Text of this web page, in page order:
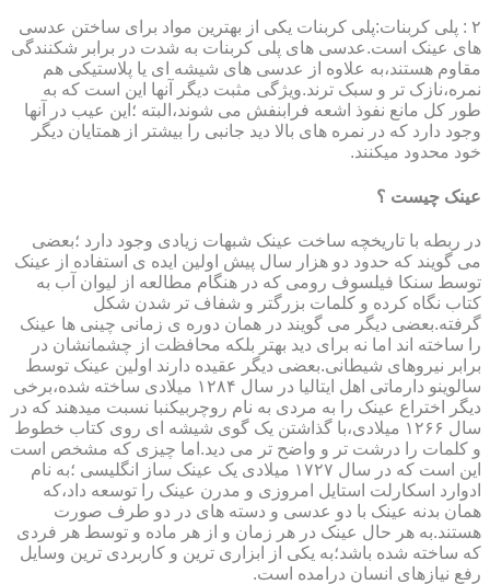
۲ : پلی کربنات:پلی کربنات یکی از بهترین مواد برای ساختن عدسی
های عینک است.عدسی های پلی کربنات به شدت در برابر شکنندگی
مقاوم هستند،به علاوه از عدسی های شیشه ای یا پلاستیکی هم
نمره،نازک تر و سبک ترند.ویژگی مثبت دیگر آنها این است که به
طور کل مانع نفوذ اشعه فرابنفش می شوند،البته ؛این عیب در آنها
وجود دارد که در نمره های بالا دید جانبی را بیشتر از همتایان دیگر
خود محدود میکنند.
عینک چیست ؟
در ربطه با تاریخچه ساخت عینک شبهات زیادی وجود دارد ؛بعضی
می گویند که حدود دو هزار سال پیش اولین ایده ی استفاده از عینک
توسط سنکا فیلسوف رومی که در هنگام مطالعه از لیوان آب به
کتاب نگاه کرده و کلمات بزرگتر و شفاف تر شدن شکل
گرفته.بعضی دیگر می گویند در همان دوره ی زمانی چینی ها عینک
را ساخته اند اما نه برای دید بهتر بلکه محافظت از چشمانشان در
برابر نیروهای شیطانی.بعضی دیگر عقیده دارند اولین عینک توسط
سالوینو دارماتی اهل ایتالیا در سال ۱۲۸۴ میلادی ساخته شده،برخی
دیگر اختراع عینک را به مردی به نام روچربیکنبا نسبت میدهند که در
سال ۱۲۶۶ میلادی،با گذاشتن یک گوی شیشه ای روی کتاب خطوط
و کلمات را درشت تر و واضح تر می دید.اما چیزی که مشخص است
این است که در سال ۱۷۲۷ میلادی یک عینک ساز انگلیسی ؛به نام
ادوارد اسکارلت استایل امروزی و مدرن عینک را توسعه داد،که
همان بدنه عینک با دو عدسی و دسته های در دو طرف صورت
هستند.به هر حال عینک در هر زمان و از هر ماده و توسط هر فردی
که ساخته شده باشد؛به یکی از ابزاری ترین و کاربردی ترین وسایل
رفع نیازهای انسان درامده است.